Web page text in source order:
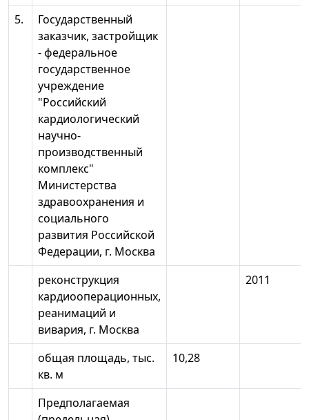
5.
Государственный
заказчик, застройщик
- федеральное
государственное
учреждение
"Российский
кардиологический
научно-
производственный
комплекс"
Министерства
здравоохранения и
социального
развития Российской
Федерации, г. Москва
реконструкция
кардиооперационных,
реанимаций и
вивария, г. Москва
2011
общая площадь, тыс.
кв. м
10,28
Предполагаемая